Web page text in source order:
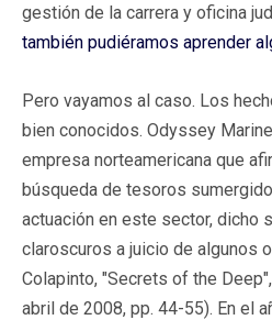
gestión de la carrera y oficina
también pudiéramos aprender
Pero vayamos al caso. Los
bien conocidos. Odyssey
empresa norteamericana que
búsqueda de tesoros
actuación en este sector, dicho
claroscuros a juicio de algunos
Colapinto, "Secrets of the Deep",
abril de 2008, pp. 44-55). En el